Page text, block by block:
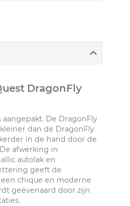
DragonFly
De DragonFly
kleiner dan de DragonFly
in de hand door de
afwerking in
autolak en
geeft de
chique en moderne
geëvenaard door zijn